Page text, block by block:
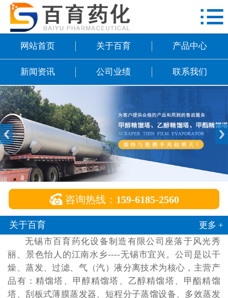
公司业绩
联系我们

网站首页 关于百育 产品中心
新闻资讯 公司业绩 联系我们
 咨询热线： 159-6185-2560
关于百育
更多 +
无锡市百育药化设备制造有限公司座落于风光秀
丽、景色怡人的江南水乡----无锡市宜兴。公司是以干
燥、蒸发、过滤、气（汽）液分离技术为核心，主营产
品有：精馏塔、甲醇精馏塔、乙醇精馏塔、甲酯精馏
塔、刮板式薄膜蒸发器、短程分子蒸馏设备、多效蒸发